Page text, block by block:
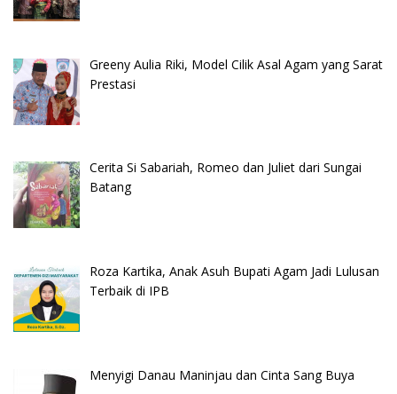
Greeny Aulia Riki, Model Cilik Asal Agam yang Sarat
Prestasi
Cerita Si Sabariah, Romeo dan Juliet dari Sungai
Batang
Roza Kartika, Anak Asuh Bupati Agam Jadi Lulusan
Terbaik di IPB
Menyigi Danau Maninjau dan Cinta Sang Buya